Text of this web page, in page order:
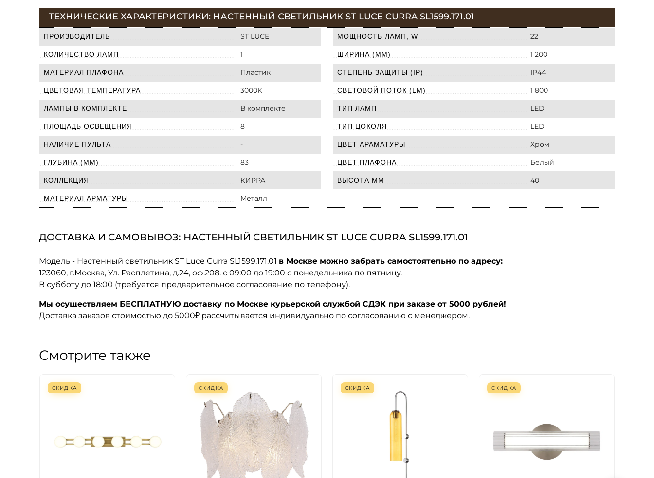
ТЕХНИЧЕСКИЕ ХАРАКТЕРИСТИКИ: НАСТЕННЫЙ СВЕТИЛЬНИК ST LUCE CURRA SL1599.171.01
ПРОИЗВОДИТЕЛЬ ST LUCE
КОЛИЧЕСТВО ЛАМП 1
МАТЕРИАЛ ПЛАФОНА Пластик
ЦВЕТОВАЯ ТЕМПЕРАТУРА 3000K
ЛАМПЫ В КОМПЛЕКТЕ В комплекте
ПЛОЩАДЬ ОСВЕЩЕНИЯ 8
НАЛИЧИЕ ПУЛЬТА -
ГЛУБИНА (ММ) 83
КОЛЛЕКЦИЯ КИРРА
МАТЕРИАЛ АРМАТУРЫ Металл
МОЩНОСТЬ ЛАМП, W 22
ШИРИНА (ММ) 1 200
СТЕПЕНЬ ЗАЩИТЫ (IP) IP44
СВЕТОВОЙ ПОТОК (LM) 1 800
ТИП ЛАМП LED
ТИП ЦОКОЛЯ LED
ЦВЕТ АРАМАТУРЫ Хром
ЦВЕТ ПЛАФОНА Белый
ВЫСОТА ММ 40
ДОСТАВКА И САМОВЫВОЗ: НАСТЕННЫЙ СВЕТИЛЬНИК ST LUCE CURRA SL1599.171.01
Модель - Настенный светильник ST Luce Curra SL1599.171.01 в Москве можно забрать самостоятельно по адресу:
123060, г.Москва, Ул. Расплетина, д.24, оф.208. с 09:00 до 19:00 с понедельника по пятницу.
В субботу до 18:00 (требуется предварительное согласование по телефону).
Мы осуществляем БЕСПЛАТНУЮ доставку по Москве курьерской службой СДЭК при заказе от 5000 рублей!
Доставка заказов стоимостью до 5000₽ рассчитывается индивидуально по согласованию с менеджером.
Смотрите также
СКИДКА СКИДКА СКИДКА СКИДКА